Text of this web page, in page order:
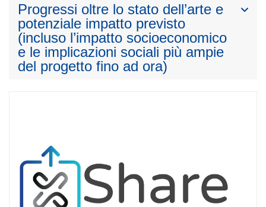
Progressi oltre lo stato dell’arte e
potenziale impatto previsto
(incluso l’impatto socioeconomico
e le implicazioni sociali più ampie
del progetto fino ad ora)